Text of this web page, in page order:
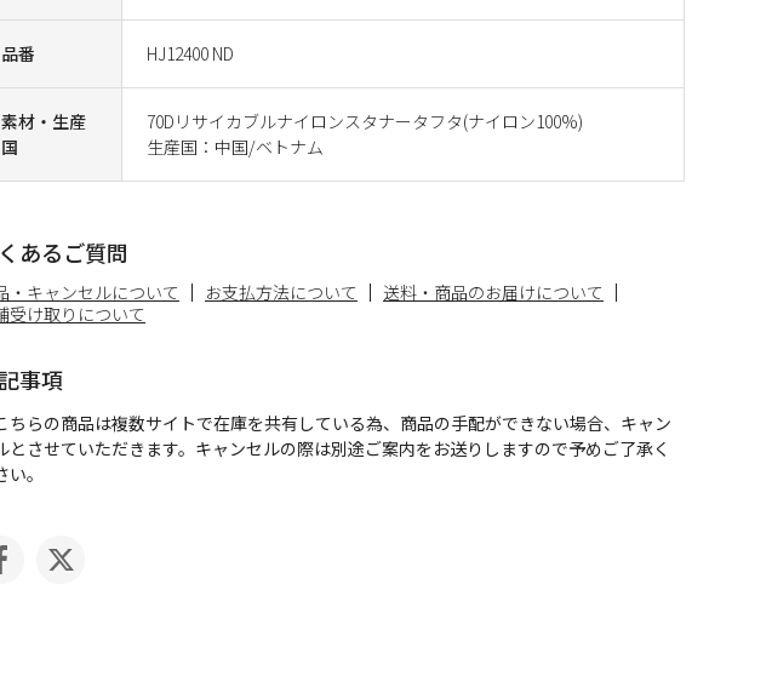
品番 HJ12400 ND
素材・生産
国
70Dリサイカブルナイロンスタナータフタ(ナイロン100%)
生産国：中国/ベトナム
あるご質問
・キャンセルについて お支払方法について
送料・商品のお届けについて
受け取りについて
事項
ちらの商品は複数サイトで在庫を共有している為、商品の手配ができない場合、キャン
とさせていただきます。キャンセルの際は別途ご案内をお送りしますので予めご了承く
い。